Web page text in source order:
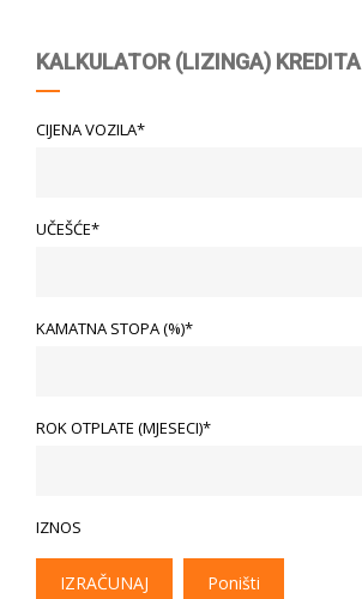
KALKULATOR (LIZINGA) KREDITA
CIJENA VOZILA*
UČEŠĆE*
KAMATNA STOPA (%)*
ROK OTPLATE (MJESECI)*
IZNOS
IZRAČUNAJ Poništi